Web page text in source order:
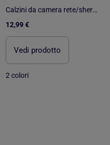
Calzini da camera rete/sherpa - Puntini antiscivolo uomo Isotoner
12,99 €
Vedi prodotto
2 colori